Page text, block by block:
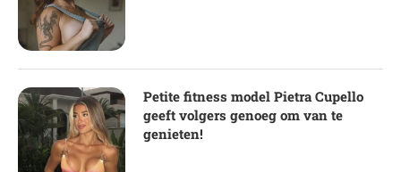
Petite fitness model Pietra Cupello
geeft volgers genoeg om van te
genieten!